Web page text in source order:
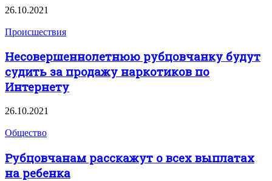
26.10.2021
Происшествия
Несовершеннолетнюю рубцовчанку будут
судить за продажу наркотиков по
Интернету
26.10.2021
Общество
Рубцовчанам расскажут о всех выплатах
на ребенка